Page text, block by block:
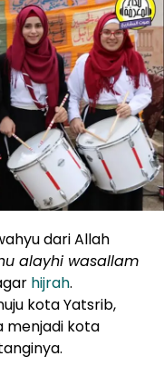
dari Allah
alayhi wasallam
hijrah.
kota Yatsrib,
menjadi kota